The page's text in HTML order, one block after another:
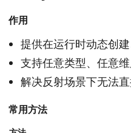
作用
提供在运行时动态创
支持任意类型、任意
解决反射场景下无法
常用方法